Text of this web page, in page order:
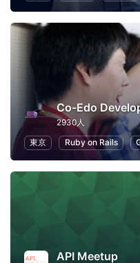
Co-Edo
2930人
東京
Ruby on Rails
API Meetup